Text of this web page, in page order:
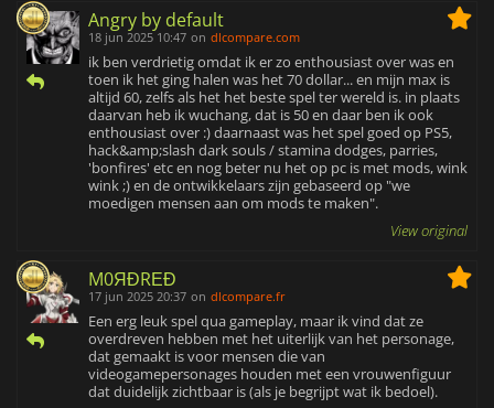
Angry by default
18 jun 2025 10:47 on dlcompare.com
ik ben verdrietig omdat ik er zo enthousiast over was en
toen ik het ging halen was het 70 dollar... en mijn max is
altijd 60, zelfs als het het beste spel ter wereld is. in plaats
daarvan heb ik wuchang, dat is 50 en daar ben ik ook
enthousiast over :) daarnaast was het spel goed op PS5,
hack&amp;slash dark souls / stamina dodges, parries,
'bonfires' etc en nog beter nu het op pc is met mods, wink
wink ;) en de ontwikkelaars zijn gebaseerd op "we
moedigen mensen aan om mods te maken".
View original
M0ЯĐRΕĐ
17 jun 2025 20:37 on dlcompare.fr
Een erg leuk spel qua gameplay, maar ik vind dat ze
overdreven hebben met het uiterlijk van het personage,
dat gemaakt is voor mensen die van
videogamepersonages houden met een vrouwenfiguur
dat duidelijk zichtbaar is (als je begrijpt wat ik bedoel).